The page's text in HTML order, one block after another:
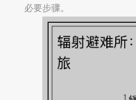
必要步骤。